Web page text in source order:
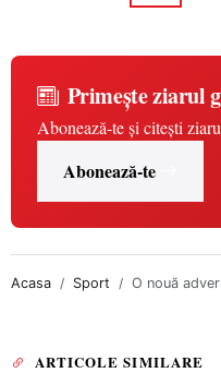
Primește ziarul
Abonează-te și citești
Abonează-te
Acasa Sport O nouă
ARTICOLE SIMILARE